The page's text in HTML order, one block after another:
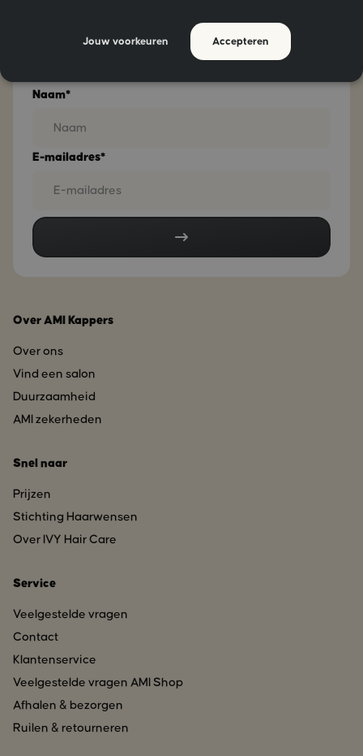
persoonlijke gegevens zoals beschreven in ons
Naam*
E-mailadres*
Over AMI Kappers
Over ons
Vind een salon
Duurzaamheid
AMI zekerheden
Snel naar
Prijzen
Stichting Haarwensen
Over IVY Hair Care
Service
Veelgestelde vragen
Contact
Klantenservice
Veelgestelde vragen AMI Shop
Afhalen & bezorgen
Ruilen & retourneren
Accepteren
Jouw voorkeuren